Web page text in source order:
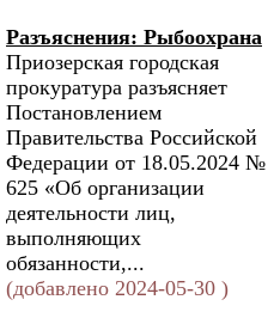
Разъяснения: Рыбоохрана
Приозерская городская
прокуратура разъясняет
Постановлением
Правительства Российской
Федерации от 18.05.2024 №
625 «Об организации
деятельности лиц,
выполняющих
обязанности,...
(добавлено 2024-05-30 )